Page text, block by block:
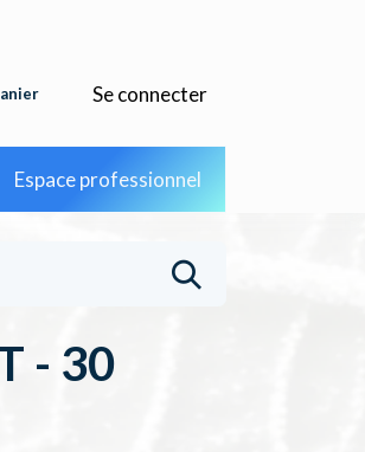
nier Se connecter
Espace professionnel
- 30